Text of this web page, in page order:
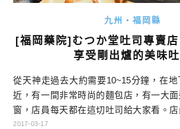
九州・福岡縣
[福岡藥院]むつか堂吐司專賣
享受剛出爐的美味吐
從天神走過去大約需要10~15分鐘，在
近，有一間非常時尚的麵包店，有一大
窗，店員每天都在這切吐司給大家看。
麼新奇絢麗的麵包，而是最簡單的白吐司
2017-03-17